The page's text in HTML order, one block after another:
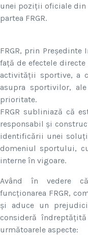
unei poziții oficiale din
partea FRGR.
FRGR, prin
față de efectele
activității sportive, a
asupra sportivilor,
prioritate.
FRGR subliniază că
responsabil și
identificării unei
domeniul sportului,
interne în vigoare.
Având în vedere
funcționarea FRGR,
și aduce un
consideră
următoarele aspecte: